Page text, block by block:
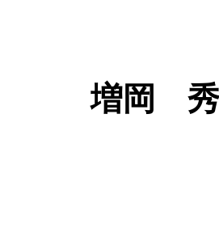
増岡 秀